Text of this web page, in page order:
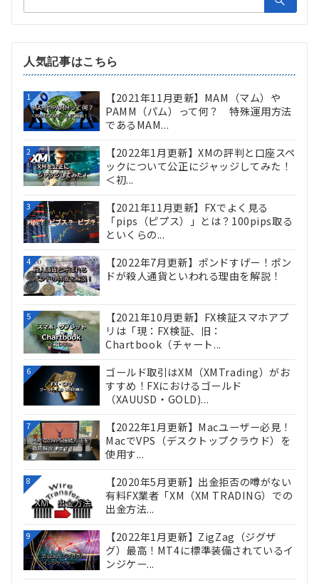
索：
人気記事はこちら
1
【2021年11月更新】MAM（マム）や
PAMM（パム）って何？ 特殊運用方法
であるMAM...
2
【2022年1月更新】XMの評判と口座スペ
ックについて公正にジャッジしてみた！
＜初...
3
【2021年11月更新】FXでよく見る
「pips（ピプス）」とは？100pips取る
といくらの...
4
【2022年7月更新】ポンドすげー！ポン
ドが殺人通貨といわれる理由を解説！
5
【2021年10月更新】FX検証スマホアプ
リは「現：FX検証、旧：
Chartbook（チャート...
6
ゴールド取引はXM（XMTrading）がお
すすめ！FXにおけるゴールド
（XAUUSD・GOLD)...
7
【2022年1月更新】Macユーザー必見！
MacでVPS（デスクトップクラウド）を
使用す...
8
【2020年5月更新】出金拒否の噂がない
有料FX業者「XM（XM TRADING）での
出金方法...
9
【2022年1月更新】ZigZag（ジグザ
グ）最高！MT4に標準装備されているイ
ンジケー...